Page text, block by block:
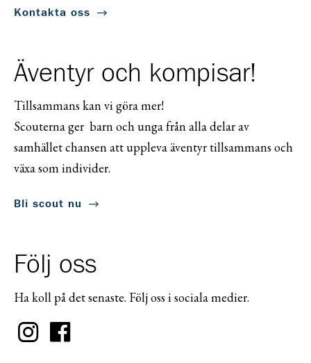
Kontakta oss
Äventyr och kompisar!
Tillsammans kan vi göra mer!
Scouterna ger barn och unga från alla delar av
samhället chansen att uppleva äventyr tillsammans och
växa som individer.
Bli scout nu
Följ oss
Ha koll på det senaste. Följ oss i sociala medier.